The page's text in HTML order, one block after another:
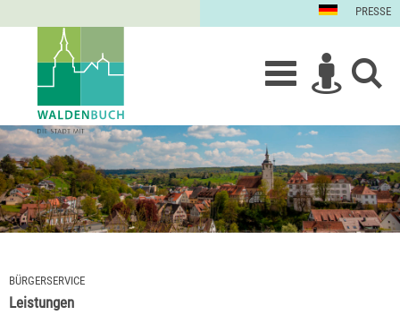
PRESSE
BÜRGERSERVICE
Leistungen